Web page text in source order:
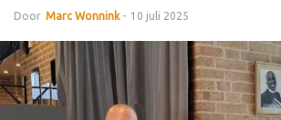
Door Marc Wonnink - 10 juli 2025